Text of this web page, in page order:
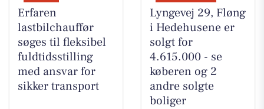
Erfaren
lastbilchauffør
søges til fleksibel
fuldtidsstilling
med ansvar for
sikker transport
Lyngevej 29, Fløng
i Hedehusene er
solgt for
4.615.000 - se
køberen og 2
andre solgte
boliger